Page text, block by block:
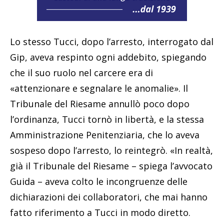
Lo stesso Tucci, dopo l’arresto, interrogato dal
Gip, aveva respinto ogni addebito, spiegando
che il suo ruolo nel carcere era di
«attenzionare e segnalare le anomalie». Il
Tribunale del Riesame annullò poco dopo
l’ordinanza, Tucci tornò in libertà, e la stessa
Amministrazione Penitenziaria, che lo aveva
sospeso dopo l’arresto, lo reintegrò. «In realtà,
già il Tribunale del Riesame – spiega l’avvocato
Guida – aveva colto le incongruenze delle
dichiarazioni dei collaboratori, che mai hanno
fatto riferimento a Tucci in modo diretto.